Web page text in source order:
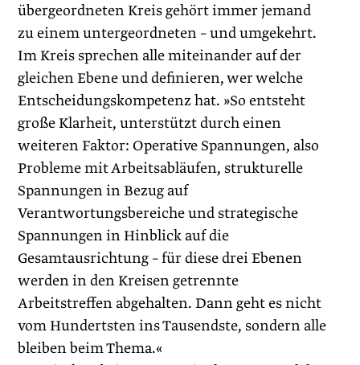
übergeordneten Kreis gehört immer jemand
zu einem untergeordneten – und umgekehrt.
Im Kreis sprechen alle miteinander auf der
gleichen Ebene und definieren, wer welche
Entscheidungskompetenz hat. »So entsteht
große Klarheit, unterstützt durch einen
weiteren Faktor: Operative Spannungen, also
Probleme mit Arbeitsabläufen, strukturelle
Spannungen in Bezug auf
Verantwortungsbereiche und strategische
Spannungen in Hinblick auf die
Gesamtausrichtung – für diese drei Ebenen
werden in den Kreisen getrennte
Arbeitstreffen abgehalten. Dann geht es nicht
vom Hundertsten ins Tausendste, sondern alle
bleiben beim Thema.«